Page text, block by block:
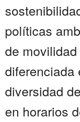
políticas
de
diferenciada
diversidad
en horarios